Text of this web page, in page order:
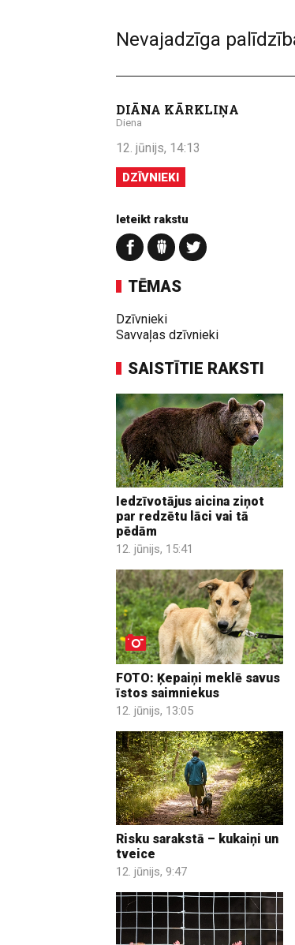
Nevajadzīga
DIĀNA KĀRKLIŅA
Diena
12. jūnijs, 14:13
DZĪVNIEKI
Ieteikt rakstu
TĒMAS
Dzīvnieki
Savvaļas dzīvnieki
SAISTĪTIE RAKSTI
Iedzīvotājus aicina ziņot
par redzētu lāci vai tā
pēdām
12. jūnijs, 15:41
FOTO: Ķepaiņi meklē savus
īstos saimniekus
12. jūnijs, 13:05
Risku sarakstā – kukaiņi un
tveice
12. jūnijs, 9:47